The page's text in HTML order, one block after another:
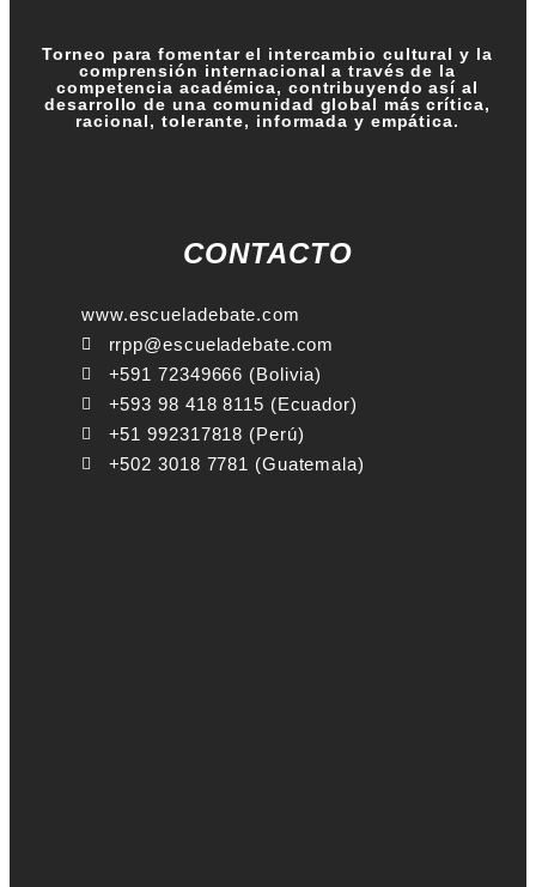
Torneo para fomentar el intercambio cultural y la
comprensión internacional a través de la
competencia académica, contribuyendo así al
desarrollo de una comunidad global más crítica,
racional, tolerante, informada y empática.
CONTACTO
www.escueladebate.com
rrpp@escueladebate.com
+591 72349666 (Bolivia)
+593 98 418 8115 (Ecuador)
+51 992317818 (Perú)
+502 3018 7781 (Guatemala)